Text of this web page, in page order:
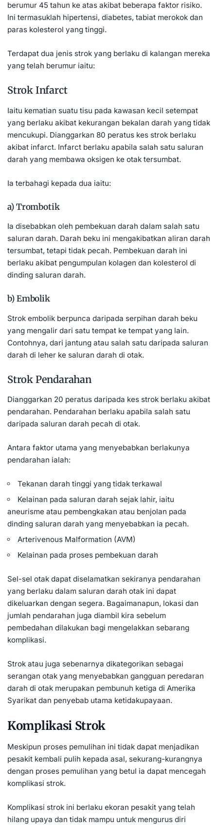
berumur 45 tahun ke atas akibat beberapa faktor risiko.
Ini termasuklah hipertensi, diabetes, tabiat merokok dan
paras kolesterol yang tinggi.
Terdapat dua jenis strok yang berlaku di kalangan mereka
yang telah berumur iaitu:
Strok Infarct
Iaitu kematian suatu tisu pada kawasan kecil setempat
yang berlaku akibat kekurangan bekalan darah yang tidak
mencukupi. Dianggarkan 80 peratus kes strok berlaku
akibat infarct. Infarct berlaku apabila salah satu saluran
darah yang membawa oksigen ke otak tersumbat.
Ia terbahagi kepada dua iaitu:
a) Trombotik
Ia disebabkan oleh pembekuan darah dalam salah satu
saluran darah. Darah beku ini mengakibatkan aliran darah
tersumbat, tetapi tidak pecah. Pembekuan darah ini
berlaku akibat pengumpulan kolagen dan kolesterol di
dinding saluran darah.
b) Embolik
Strok embolik berpunca daripada serpihan darah beku
yang mengalir dari satu tempat ke tempat yang lain.
Contohnya, dari jantung atau salah satu daripada saluran
darah di leher ke saluran darah di otak.
Strok Pendarahan
Dianggarkan 20 peratus daripada kes strok berlaku akibat
pendarahan. Pendarahan berlaku apabila salah satu
daripada saluran darah pecah di otak.
Antara faktor utama yang menyebabkan berlakunya
pendarahan ialah:
Tekanan darah tinggi yang tidak terkawal
Kelainan pada saluran darah sejak lahir, iaitu
aneurisme atau pembengkakan atau benjolan pada
dinding saluran darah yang menyebabkan ia pecah.
Arterivenous Malformation (AVM)
Kelainan pada proses pembekuan darah
Sel-sel otak dapat diselamatkan sekiranya pendarahan
yang berlaku dalam saluran darah otak ini dapat
dikeluarkan dengan segera. Bagaimanapun, lokasi dan
jumlah pendarahan juga diambil kira sebelum
pembedahan dilakukan bagi mengelakkan sebarang
komplikasi.
Strok atau juga sebenarnya dikategorikan sebagai
serangan otak yang menyebabkan gangguan peredaran
darah di otak merupakan pembunuh ketiga di Amerika
Syarikat dan penyebab utama ketidakupayaan.
Komplikasi Strok
Meskipun proses pemulihan ini tidak dapat menjadikan
pesakit kembali pulih kepada asal, sekurang-kurangnya
dengan proses pemulihan yang betul ia dapat mencegah
komplikasi strok.
Komplikasi strok ini berlaku ekoran pesakit yang telah
hilang upaya dan tidak mampu untuk mengurus diri